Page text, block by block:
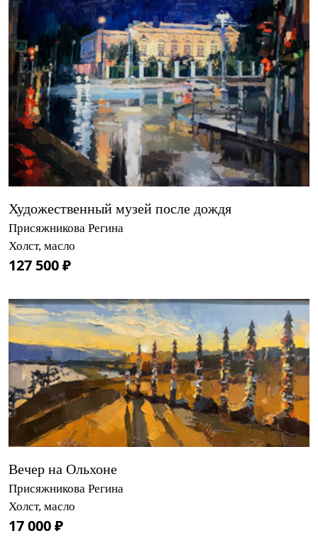
Художественный музей после дождя
Присяжникова Регина
Холст, масло
127 500 ₽
Вечер на Ольхоне
Присяжникова Регина
Холст, масло
17 000 ₽